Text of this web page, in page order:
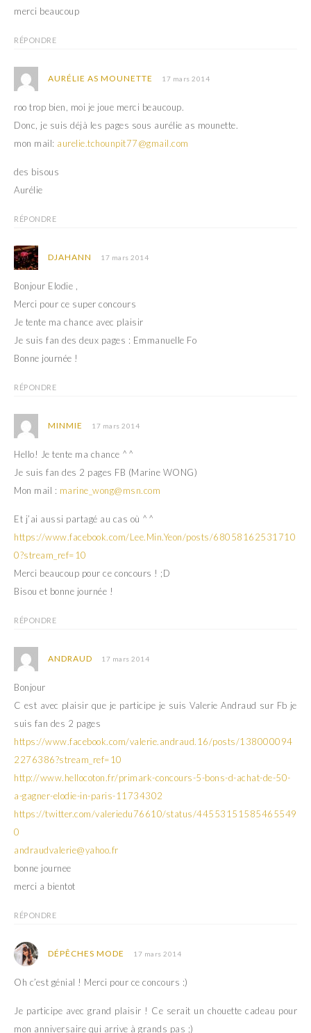
merci beaucoup
RÉPONDRE
AURÉLIE AS MOUNETTE 17 mars 2014
roo trop bien, moi je joue merci beaucoup.
Donc, je suis déjà les pages sous aurélie as mounette.
mon mail: aurelie.tchounpit77@gmail.com
des bisous
Aurélie
RÉPONDRE
DJAHANN 17 mars 2014
Bonjour Elodie ,
Merci pour ce super concours
Je tente ma chance avec plaisir
Je suis fan des deux pages : Emmanuelle Fo
Bonne journée !
RÉPONDRE
MINMIE 17 mars 2014
Hello! Je tente ma chance ^^
Je suis fan des 2 pages FB (Marine WONG)
Mon mail : marine_wong@msn.com
Et j’ai aussi partagé au cas où ^^
https://www.facebook.com/Lee.Min.Yeon/posts/68058162531710
0?stream_ref=10
Merci beaucoup pour ce concours ! ;D
Bisou et bonne journée !
RÉPONDRE
ANDRAUD 17 mars 2014
Bonjour
C est avec plaisir que je participe je suis Valerie Andraud sur Fb je
suis fan des 2 pages
https://www.facebook.com/valerie.andraud.16/posts/138000094
2276386?stream_ref=10
http://www.hellocoton.fr/primark-concours-5-bons-d-achat-de-50-
a-gagner-elodie-in-paris-11734302
https://twitter.com/valeriedu76610/status/44553151585465549
0
andraudvalerie@yahoo.fr
bonne journee
merci a bientot
RÉPONDRE
DÉPÊCHES MODE 17 mars 2014
Oh c’est génial ! Merci pour ce concours :)
Je participe avec grand plaisir ! Ce serait un chouette cadeau pour
mon anniversaire qui arrive à grands pas ;)